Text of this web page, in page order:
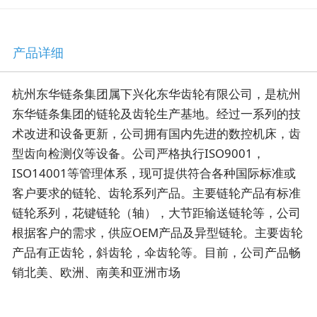
产品详细
杭州东华链条集团属下兴化东华齿轮有限公司，是杭州
东华链条集团的链轮及齿轮生产基地。经过一系列的技
术改进和设备更新，公司拥有国内先进的数控机床，齿
型齿向检测仪等设备。公司严格执行ISO9001，
ISO14001等管理体系，现可提供符合各种国际标准或
客户要求的链轮、齿轮系列产品。主要链轮产品有标准
链轮系列，花键链轮（轴），大节距输送链轮等，公司
根据客户的需求，供应OEM产品及异型链轮。主要齿轮
产品有正齿轮，斜齿轮，伞齿轮等。目前，公司产品畅
销北美、欧洲、南美和亚洲市场